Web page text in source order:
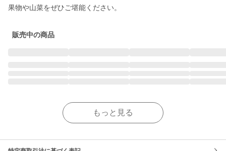
販売中の商品
もっと見る